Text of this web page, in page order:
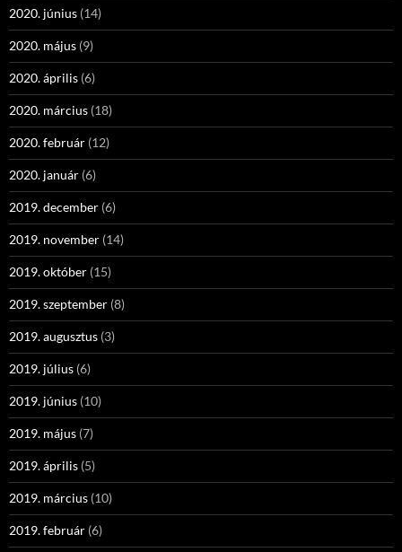
2020. június (14)
2020. május (9)
2020. április (6)
2020. március (18)
2020. február (12)
2020. január (6)
2019. december (6)
2019. november (14)
2019. október (15)
2019. szeptember (8)
2019. augusztus (3)
2019. július (6)
2019. június (10)
2019. május (7)
2019. április (5)
2019. március (10)
2019. február (6)